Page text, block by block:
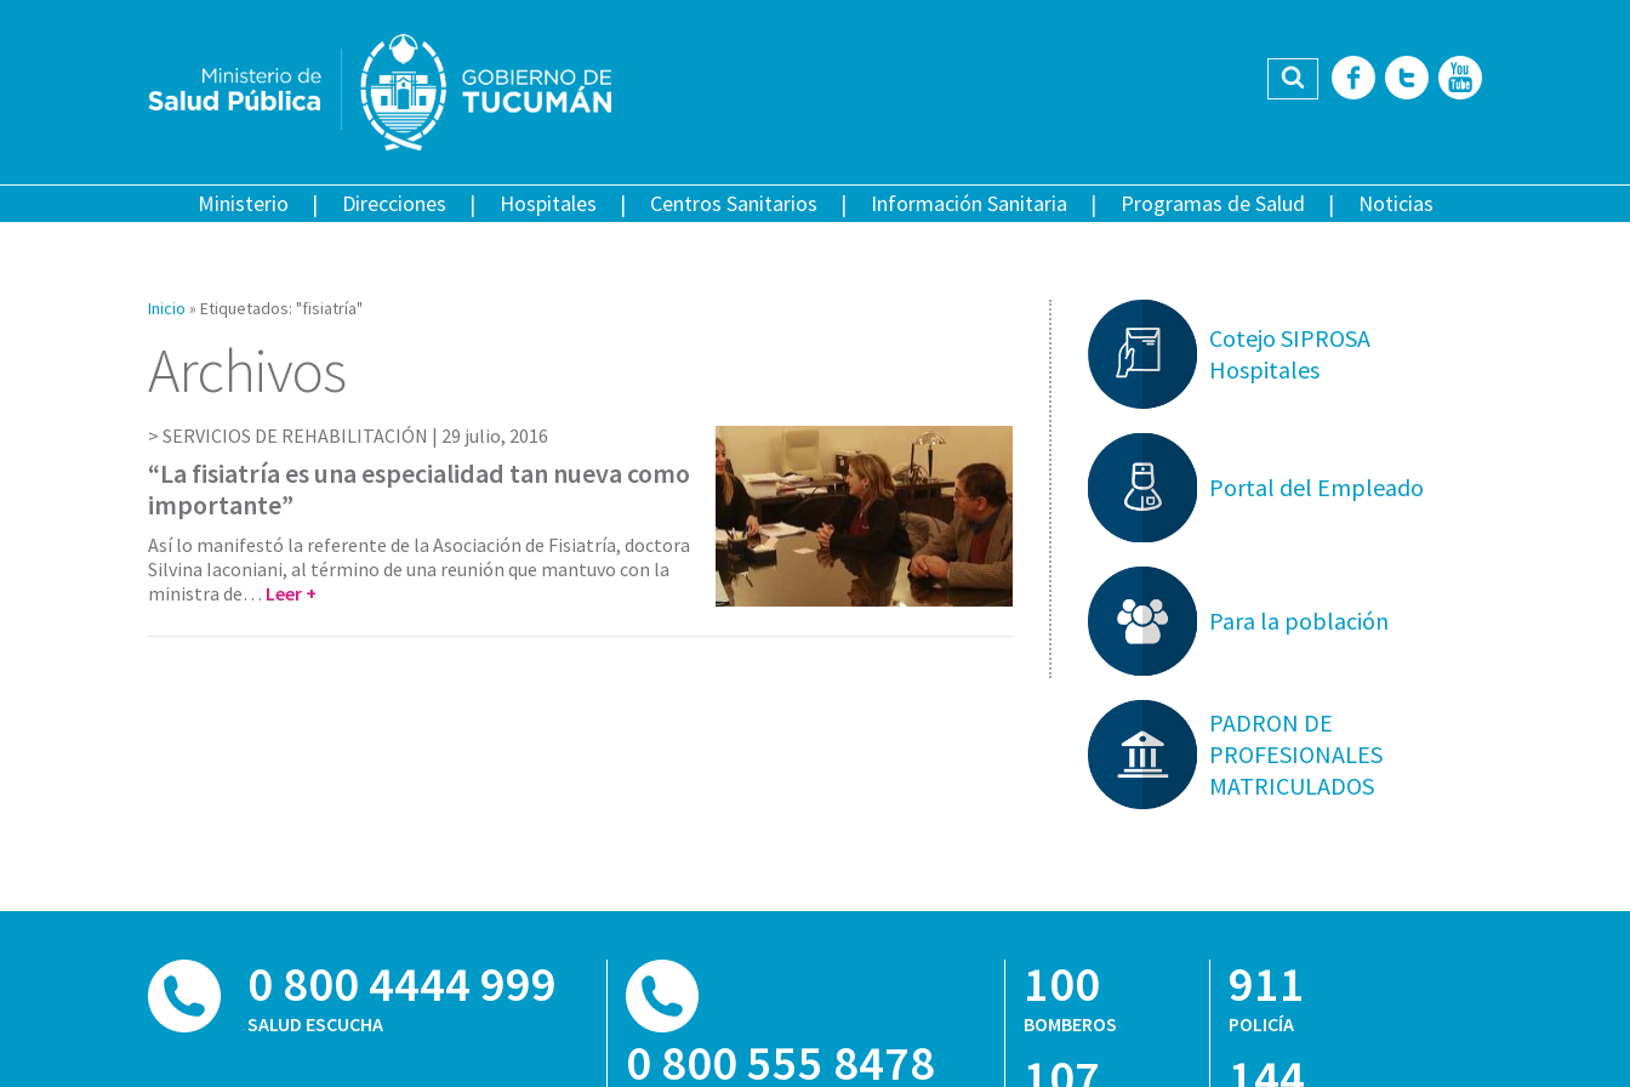
Buscar Facebook
Twitter
Ministerio Direcciones Hospitales Centros Sanitarios Información Sanitaria Programas de Salud Noticias
Inicio » Etiquetados: "fisiatría"
Archivos
SERVICIOS DE REHABILITACIÓN | 29 julio, 2016
“La fisiatría es una especialidad tan nueva como
importante”
Así lo manifestó la referente de la Asociación de Fisiatría, doctora
Silvina Iaconiani, al término de una reunión que mantuvo con la
ministra de… Leer +
Cotejo SIPROSA
Hospitales
Portal del Empleado
Para la población
PADRON DE
PROFESIONALES
MATRICULADOS
0 800 4444 999
SALUD ESCUCHA
0 800 555 8478
100
BOMBEROS
911
POLICÍA